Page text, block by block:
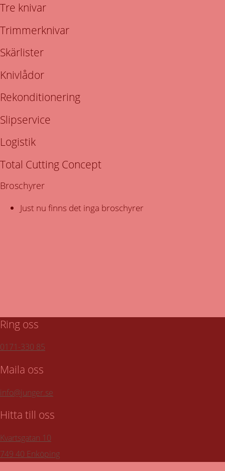
Tre knivar
Trimmerknivar
Skärlister
Knivlådor
Rekonditionering
Slipservice
Logistik
Total Cutting Concept
Broschyrer
Just nu finns det inga broschyrer
Ring oss
0171-330 85
Maila oss
info@junger.se
Hitta till oss
Kvartsgatan 10
749 40 Enköping